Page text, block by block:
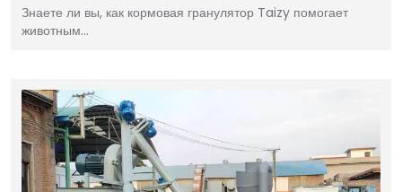
Знаете ли вы, как кормовая гранулятор Taizy помогает
животным…